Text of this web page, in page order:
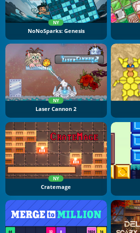
NY
NoNoSparks: Genesis
NY
Laser Cannon 2
NY
Cratemage